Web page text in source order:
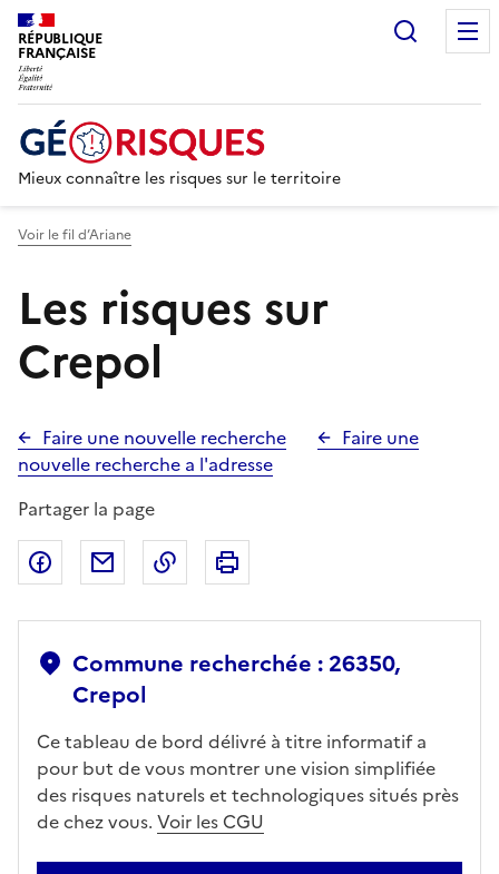
RÉPUBLIQUE
FRANÇAISE
Mieux connaître les risques sur le territoire
Voir le fil d’Ariane
Les risques sur
Crepol
Faire une nouvelle recherche
Faire une
nouvelle recherche a l'adresse
Partager la page
Partager sur Facebook
Partager par emailCopier dans le presse-papier
Commune recherchée : 26350,
Crepol
Ce tableau de bord délivré à titre informatif a
pour but de vous montrer une vision simplifiée
des risques naturels et technologiques situés près
de chez vous. Voir les CGU